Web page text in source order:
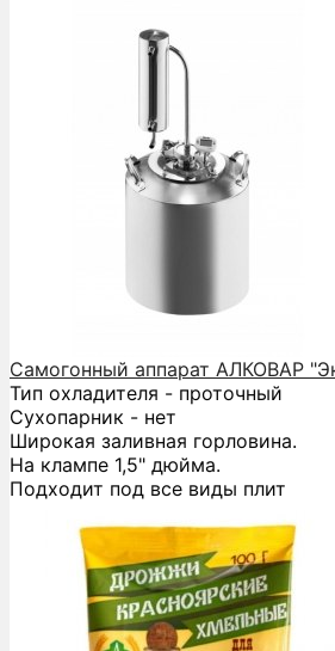
Самогонный аппарат АЛКОВАР
Тип охладителя - проточный
Сухопарник - нет
Широкая заливная горловина.
На клампе 1,5" дюйма.
Подходит под все виды плит